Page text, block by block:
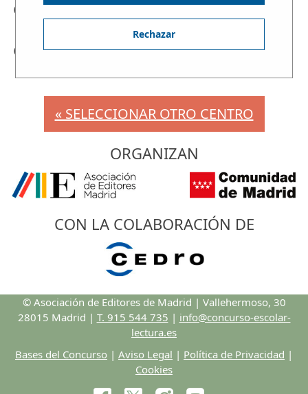
JULIA RUBIO
NATALIA VALENTÍN-GAMAZO
« SELECCIONAR OTRO CENTRO
ORGANIZAN
CON LA COLABORACIÓN DE
© Asociación de Editores de Madrid | Vallehermoso, 30
28015 Madrid | T. 915 544 735 | info@concurso-escolar-
lectura.es
Bases del Concurso | Aviso Legal | Política de Privacidad |
Cookies
Rechazar